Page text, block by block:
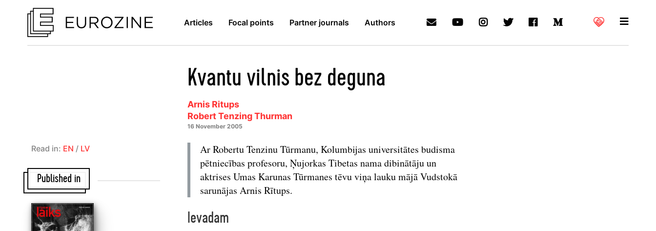
Articles Focal points Partner journals Authors
Kvantu vilnis bez deguna
Arnis Ritups
Robert Tenzing Thurman
16 November 2005
Ar Robertu Tenzinu Tūrmanu, Kolumbijas universitātes budisma
pētniecības profesoru, Ņujorkas Tibetas nama dibinātāju un
aktrises Umas Karunas Tūrmanes tēvu viņa lauku mājā Vudstokā
sarunājas Arnis Rītups.
Ievadam
Read in: EN / LV
Published in